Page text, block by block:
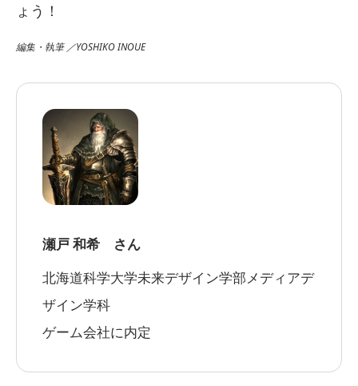
ょう！
編集・執筆 ／YOSHIKO INOUE
瀬戸 和希 さん
北海道科学大学未来デザイン学部メディアデ
ザイン学科
ゲーム会社に内定